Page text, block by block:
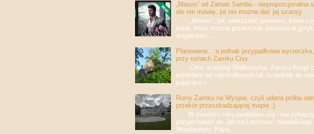
„Mason” od Zainab Sambo - nieproporcjonalna
ale nie mówię, że nie można dać jej szansy
„Mason”, jak większość powieści, które
book, który można przeczytać zarówno w
angielskim....
Planowana... a jednak przypadkowa
przy ruinach Zamku Cisy
Choć w rejony Wałbrzycha, Zamku Książ
jeździłam od najmłodszych lat, to jednak do
pojęcia o i...
Ruiny Zamku na Wyspie, czyli udana próba
przekór przeszkadzającej mapie ;)
W zeszłym roku poddałam się i nie
przyjechałam do Jelcza-Laskowic,
Wrocławiem. Pano...